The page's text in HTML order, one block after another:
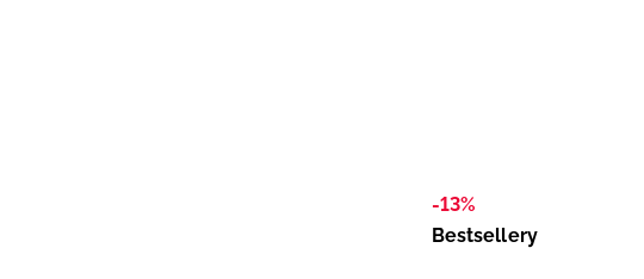
-13%
Bestsellery